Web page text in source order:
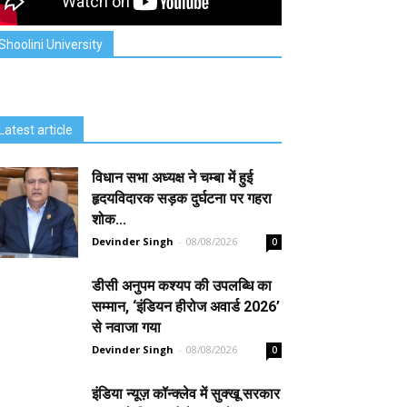
University
article
विधान सभा अध्यक्ष ने चम्बा में हुई
हृदयविदारक सड़क दुर्घटना पर गहरा
शोक...
Devinder Singh - 08/08/2026 0
डीसी अनुपम कश्यप की उपलब्धि का
सम्मान, ‘इंडियन हीरोज अवार्ड 2026’
से नवाजा गया
Devinder Singh - 08/08/2026 0
इंडिया न्यूज़ कॉन्क्लेव में सुक्खू सरकार